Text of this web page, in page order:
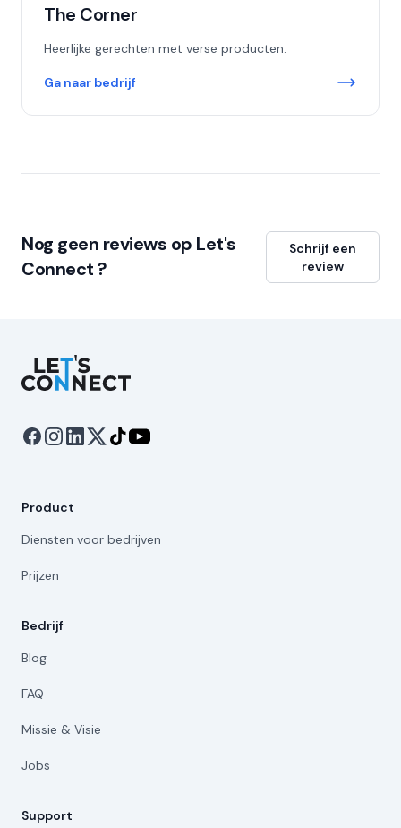
The Corner
Heerlijke gerechten met verse producten.
Ga naar bedrijf
Nog geen reviews op Let's
Connect ?
Schrijf een
review
Let's Connect
Product
Diensten voor bedrijven
Prijzen
Bedrijf
Blog
FAQ
Missie & Visie
Jobs
Support